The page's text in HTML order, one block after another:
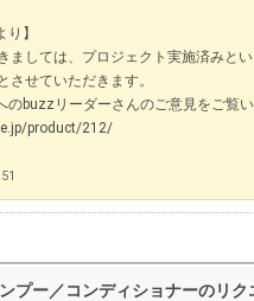
り】
ましては、プロジェクト実施済みとい
させていただきます。
のbuzzリーダーさんのご意見をご覧い
product/212/
ー／コンディショナーのリク